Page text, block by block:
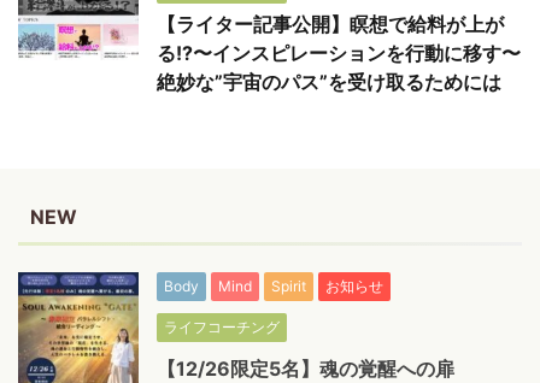
【ライター記事公開】瞑想で給料が上が
る!?〜インスピレーションを行動に移す〜
絶妙な”宇宙のパス”を受け取るためには
NEW
Body Mind Spirit お知らせ
ライフコーチング
【12/26限定5名】魂の覚醒への扉